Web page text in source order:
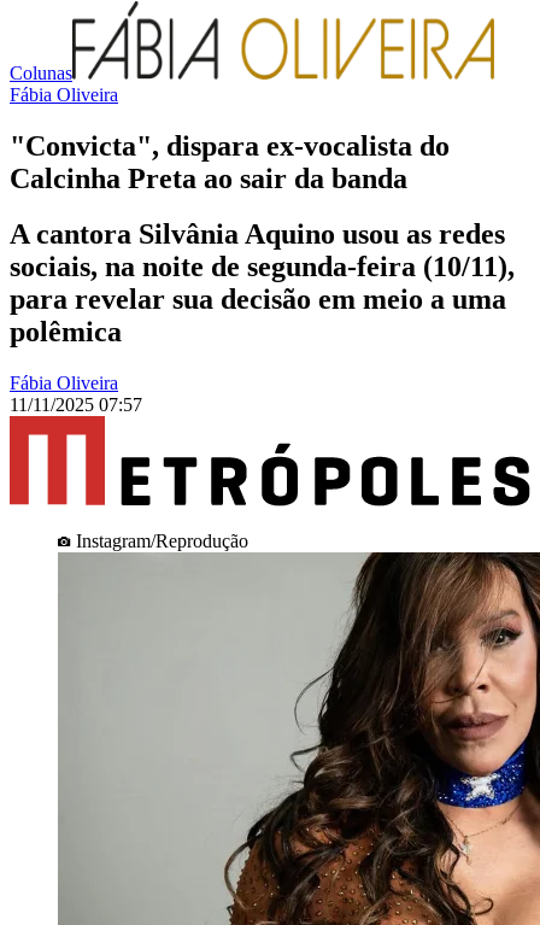
Colunas
Fábia Oliveira
"Convicta", dispara ex-vocalista do
Calcinha Preta ao sair da banda
A cantora Silvânia Aquino usou as redes
sociais, na noite de segunda-feira (10/11),
para revelar sua decisão em meio a uma
polêmica
Fábia Oliveira
11/11/2025 07:57
Instagram/Reprodução